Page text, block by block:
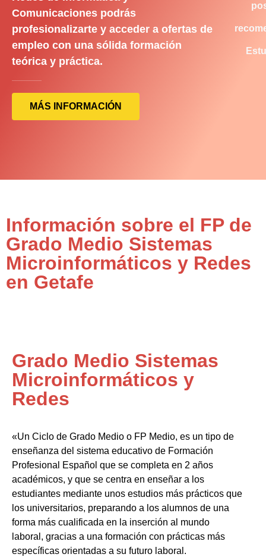
Comunicaciones podrás
profesionalizarte y acceder a ofertas de
empleo con una sólida formación
teórica y práctica.
MÁS INFORMACIÓN
Información sobre el FP de
Grado Medio Sistemas
Microinformáticos y Redes
en Getafe
Grado Medio Sistemas
Microinformáticos y
Redes
«Un Ciclo de Grado Medio o FP Medio, es un tipo de
enseñanza del sistema educativo de Formación
Profesional Español que se completa en 2 años
académicos, y que se centra en enseñar a los
estudiantes mediante unos estudios más prácticos que
los universitarios, preparando a los alumnos de una
forma más cualificada en la inserción al mundo
laboral, gracias a una formación con prácticas más
específicas orientadas a su futuro laboral.